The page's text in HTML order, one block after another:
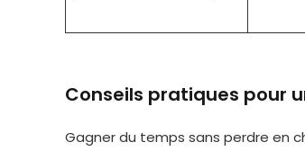
Conseils pratiques pour
Gagner du temps sans perdre en